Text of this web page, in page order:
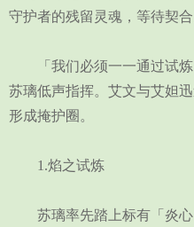
守护者的残留灵魂，等待契合
「我们必须一一通过试炼
苏璃低声指挥。艾文与艾妲
形成掩护圈。
1.焰之试炼
苏璃率先踏上标有「炎心